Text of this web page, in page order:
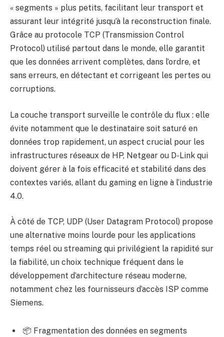
« segments » plus petits, facilitant leur transport et
assurant leur intégrité jusqu’à la reconstruction finale.
Grâce au protocole TCP (Transmission Control
Protocol) utilisé partout dans le monde, elle garantit
que les données arrivent complètes, dans l’ordre, et
sans erreurs, en détectant et corrigeant les pertes ou
corruptions.
La couche transport surveille le contrôle du flux : elle
évite notamment que le destinataire soit saturé en
données trop rapidement, un aspect crucial pour les
infrastructures réseaux de HP, Netgear ou D-Link qui
doivent gérer à la fois efficacité et stabilité dans des
contextes variés, allant du gaming en ligne à l’industrie
4.0.
À côté de TCP, UDP (User Datagram Protocol) propose
une alternative moins lourde pour les applications
temps réel ou streaming qui privilégient la rapidité sur
la fiabilité, un choix technique fréquent dans le
développement d’architecture réseau moderne,
notamment chez les fournisseurs d’accès ISP comme
Siemens.
📦 Fragmentation des données en segments